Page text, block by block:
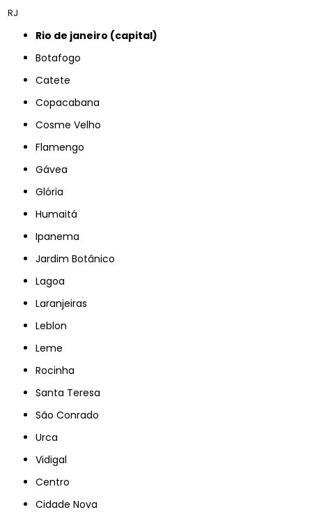
RJ
rio de janeiro (capital)
Botafogo
Catete
Copacabana
Cosme Velho
Flamengo
Gávea
Glória
Humaitá
Ipanema
Jardim Botânico
Lagoa
Laranjeiras
Leblon
Leme
Rocinha
Santa Teresa
São Conrado
Urca
Vidigal
Centro
Cidade Nova